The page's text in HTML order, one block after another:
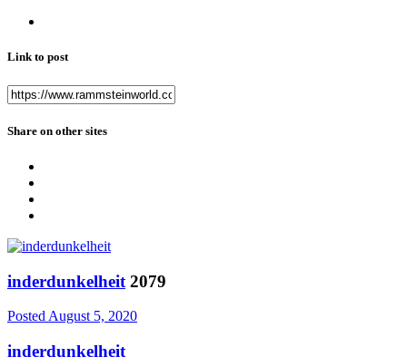
Link to post
Share on other sites
inderdunkelheit 2079
PostedAugust 5, 2020
inderdunkelheit